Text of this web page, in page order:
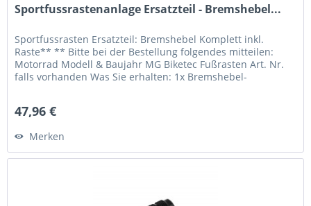
Sportfussrastenanlage Ersatzteil - Bremshebel...
Sportfussrasten Ersatzteil: Bremshebel Komplett inkl.
Raste** ** Bitte bei der Bestellung folgendes mitteilen:
Motorrad Modell & Baujahr MG Biketec Fußrasten Art. Nr.
falls vorhanden Was Sie erhalten: 1x Bremshebel-
47,96 €
Merken